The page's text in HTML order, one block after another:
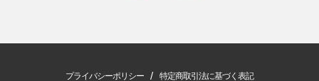
プライバシーポリシー / 特定商取引法に基づく表記